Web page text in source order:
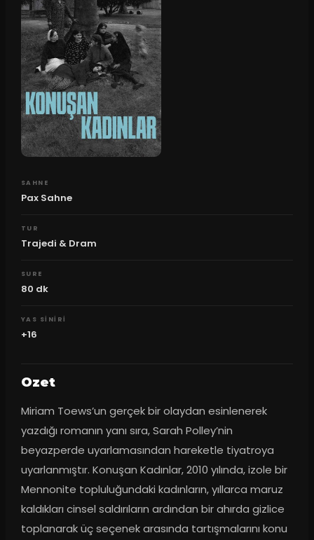
SAHNE
Pax Sahne
TUR
Trajedi & Dram
SURE
80 dk
YAS SINIRI
+16
Ozet
Miriam Toews’un gerçek bir olaydan esinlenerek
yazdığı romanın yanı sıra, Sarah Polley’nin
beyazperde uyarlamasından hareketle tiyatroya
uyarlanmıştır. Konuşan Kadınlar, 2010 yılında, izole bir
Mennonite topluluğundaki kadınların, yıllarca maruz
kaldıkları cinsel saldırıların ardından bir ahırda gizlice
toplanarak üç seçenek arasında tartışmalarını konu